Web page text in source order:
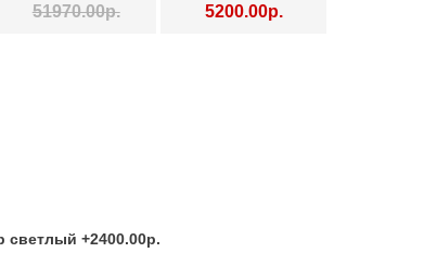
51970.00р. 5200.00р.
светлый +2400.00р.